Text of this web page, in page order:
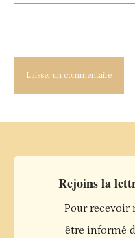
Rejoins la
Pour recevoir
être informé